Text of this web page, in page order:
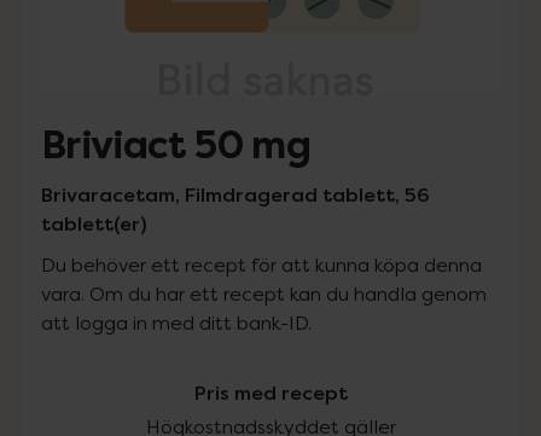
Briviact 50 mg
Brivaracetam, Filmdragerad tablett, 56
tablett(er)
Du behöver ett recept för att kunna köpa denna
vara. Om du har ett recept kan du handla genom
att logga in med ditt bank-ID.
Pris med recept
Högkostnadsskyddet gäller